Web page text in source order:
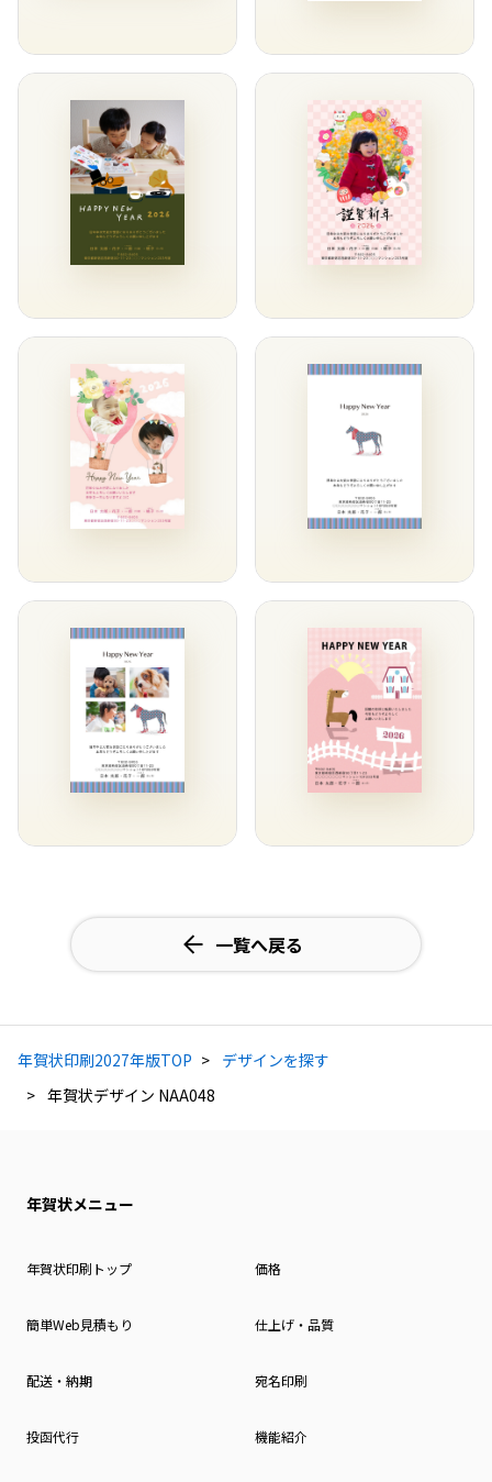
一覧へ戻る
年賀状印刷2027年版TOP
デザインを探す
年賀状デザイン NAA048
年賀状メニュー
年賀状印刷トップ 価格
簡単Web見積もり 仕上げ・品質
配送・納期 宛名印刷
投函代行 機能紹介